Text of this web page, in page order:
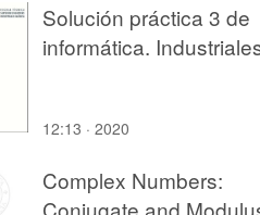
Solución práctica 3 de
informática.
12:13 · 2020
Complex Numbers:
Conjugate and